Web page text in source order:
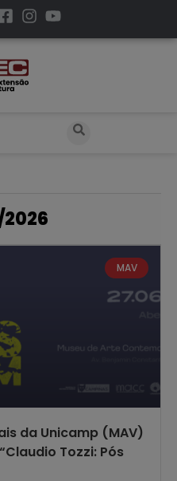
MAV
da Unicamp (MAV)
Tozzi: Pós